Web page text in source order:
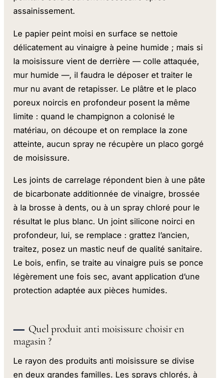
assainissement.
Le papier peint moisi en surface se nettoie
délicatement au vinaigre à peine humide ; mais si
la moisissure vient de derrière — colle attaquée,
mur humide —, il faudra le déposer et traiter le
mur nu avant de retapisser. Le plâtre et le placo
poreux noircis en profondeur posent la même
limite : quand le champignon a colonisé le
matériau, on découpe et on remplace la zone
atteinte, aucun spray ne récupère un placo gorgé
de moisissure.
Les joints de carrelage répondent bien à une pâte
de bicarbonate additionnée de vinaigre, brossée
à la brosse à dents, ou à un spray chloré pour le
résultat le plus blanc. Un joint silicone noirci en
profondeur, lui, se remplace : grattez l’ancien,
traitez, posez un mastic neuf de qualité sanitaire.
Le bois, enfin, se traite au vinaigre puis se ponce
légèrement une fois sec, avant application d’une
protection adaptée aux pièces humides.
Quel produit anti moisissure choisir en
magasin ?
Le rayon des produits anti moisissure se divise
en deux grandes familles. Les sprays chlorés, à